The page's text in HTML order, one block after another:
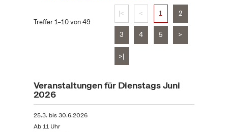
Treffer 1–10 von 49
|< < 1 2
3 4 5 >
>|
Veranstaltungen für Dienstags Juni
2026
25.3. bis30.6.2026
Ab 11 Uhr